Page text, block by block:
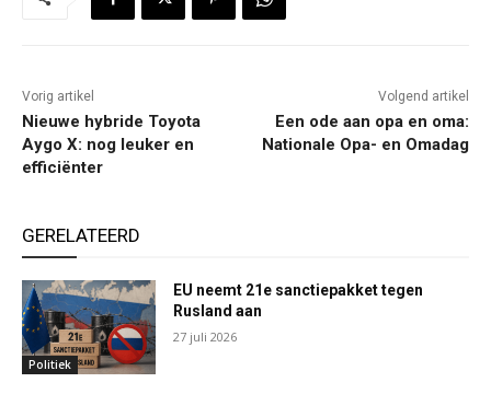
Vorig artikel
Nieuwe hybride Toyota
Aygo X: nog leuker en
efficiënter
Volgend artikel
Een ode aan opa en oma:
Nationale Opa- en Omadag
GERELATEERD
Politiek
EU neemt 21e sanctiepakket tegen
Rusland aan
27 juli 2026